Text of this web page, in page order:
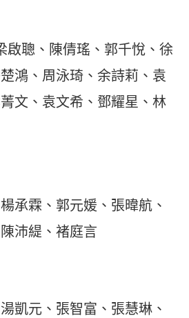
啟聰、陳倩瑤、郭千悅、徐
鴻、周泳琦、余詩莉、袁
文、袁文希、鄧耀星、林
承霖、郭元媛、張暐航、
沛緹、褚庭言
凱元、張智富、張慧琳、